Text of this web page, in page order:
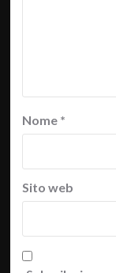
Nome *
Sito web